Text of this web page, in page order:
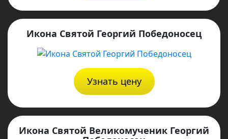
Икона Святой Георгий Победоносец
Узнать цену
Икона Святой Великомученик Георгий